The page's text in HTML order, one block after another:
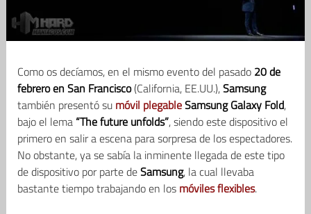
Como os decíamos, en el mismo evento del pasado 20 de
febrero en San Francisco(California, EE.UU.),Samsung
también presentó su móvil plegableSamsung Galaxy Fold,
bajo el lema“The future unfolds”, siendo este dispositivo el
primero en salir a escena para sorpresa de los espectadores.
No obstante, ya se sabía la inminente llegada de este tipo
de dispositivo por parte deSamsung, la cual llevaba
bastante tiempo trabajando en los móviles flexibles.